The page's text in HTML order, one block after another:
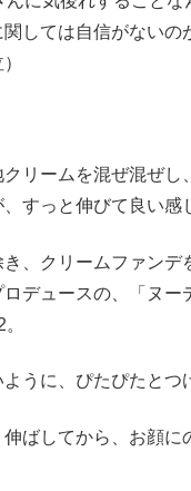
しては自信がないの
リームを混ぜ混ぜし
すっと伸びて良い感
、クリームファンデ
デュースの、「ヌー
うに、ぴたぴたとつ
伸ばしてから、お顔に